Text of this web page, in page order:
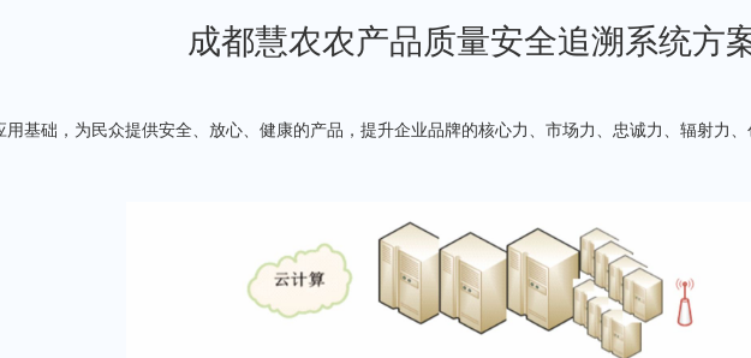
成都慧农农产品质量安全追溯系统方
用基础，为民众提供安全、放心、健康的产品，提升企业品牌的核心力、市场力、忠诚力、辐射力